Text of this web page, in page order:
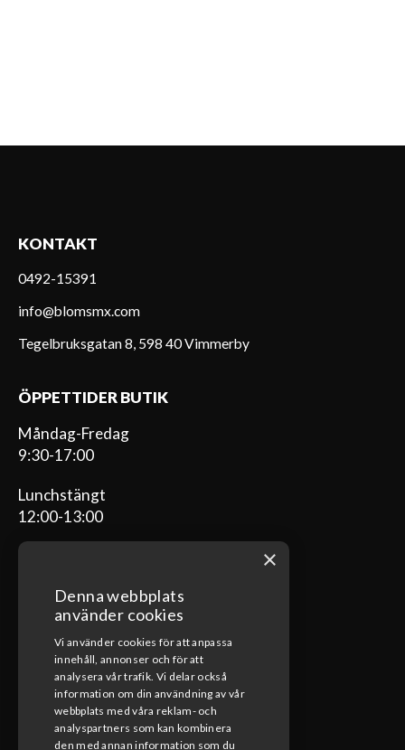
KONTAKT
0492-15391
info@blomsmx.com
Tegelbruksgatan 8, 598 40 Vimmerby
ÖPPETTIDER BUTIK
Måndag-Fredag
9:30-17:00
Lunchstängt
12:00-13:00
ÖPPETTIDER VERKSTAD
Måndag-Fredag
08:00-17:00
Lunchstängt
12:00-13:00
×
Denna webbplats
använder cookies
Vi använder cookies för att anpassa
innehåll, annonser och för att
analysera vår trafik. Vi delar också
information om din användning av vår
webbplats med våra reklam- och
analyspartners som kan kombinera
den med annan information som du